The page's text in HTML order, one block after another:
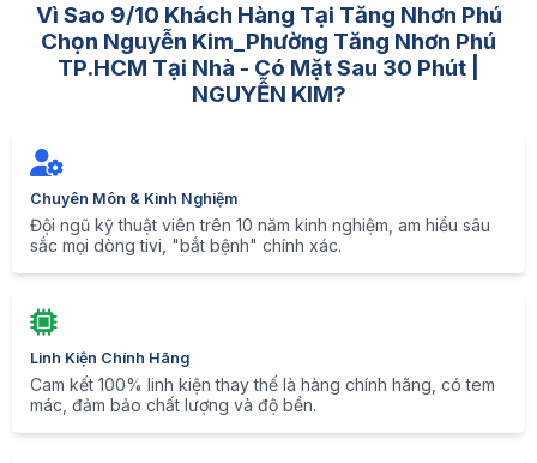
Vì Sao 9/10 Khách Hàng Tại Tăng Nhơn Phú
Chọn Nguyễn Kim_Phường Tăng Nhơn Phú
TP.HCM Tại Nhà - Có Mặt Sau 30 Phút |
NGUYỄN KIM?
Chuyên Môn & Kinh Nghiệm
Đội ngũ kỹ thuật viên trên 10 năm kinh nghiệm, am hiểu sâu
sắc mọi dòng tivi, "bắt bệnh" chính xác.
Linh Kiện Chính Hãng
Cam kết 100% linh kiện thay thế là hàng chính hãng, có tem
mác, đảm bảo chất lượng và độ bền.